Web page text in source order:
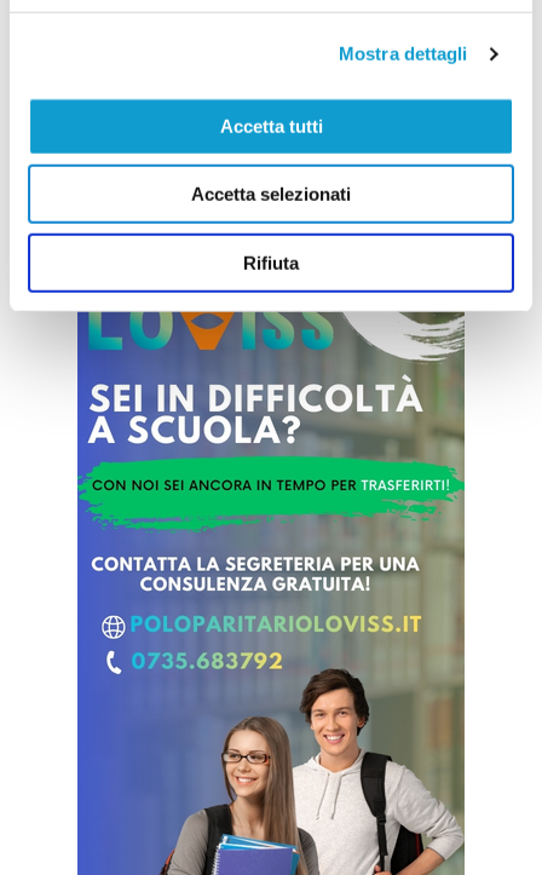
Mostra dettagli
Accetta tutti
Accetta selezionati
Rifiuta
Con un comunicato ufficiale, la USD Osimana
voci circolate nelle ultime settimane sul futuro del
club. La società giallorossa conferma l'iscrizione
sullo stato della trattativa...leggi
25/07/2026
Vai all'edizione provinciale